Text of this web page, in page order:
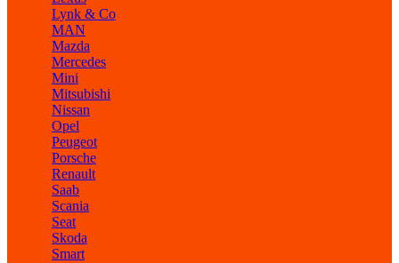
Lynk & Co
MAN
Mazda
Mercedes
Mini
Mitsubishi
Nissan
Opel
Peugeot
Porsche
Renault
Saab
Scania
Seat
Skoda
Smart